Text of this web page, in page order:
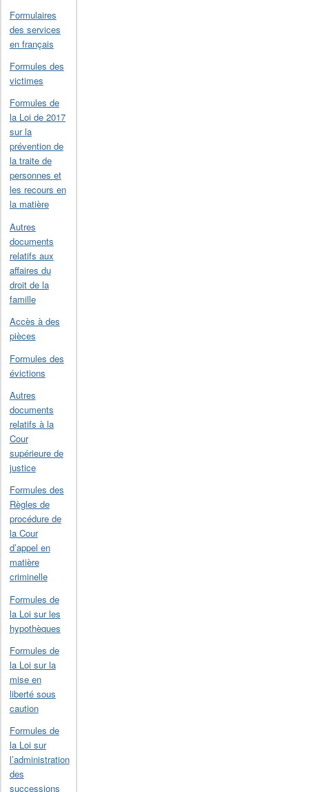
Formulaires
des services
en français
Formules des
victimes
Formules de
la Loi de 2017
sur la
prévention de
la traite de
personnes et
les recours en
la matière
Autres
documents
relatifs aux
affaires du
droit de la
famille
Accès à des
pièces
Formules des
évictions
Autres
documents
relatifs à la
Cour
supérieure de
justice
Formules des
Règles de
procédure de
la Cour
d’appel en
matière
criminelle
Formules de
la Loi sur les
hypothèques
Formules de
la Loi sur la
mise en
liberté sous
caution
Formules de
la Loi sur
l’administration
des
successions